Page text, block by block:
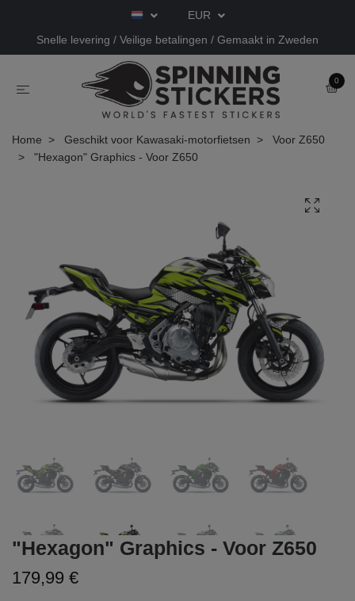
EUR
Snelle levering / Veilige betalingen / Gemaakt in Zweden
0
Home Geschikt voor Kawasaki-motorfietsen
Voor Z650
"Hexagon" Graphics - Voor Z650
"Hexagon" Graphics - Voor Z650
179,99 €